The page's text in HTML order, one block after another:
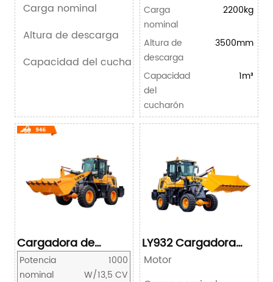
Carga nominal
Altura de descarga
Capacidad del cucharón
Carga
nominal
2200kg
Altura de
descarga
3500mm
Capacidad
del
cucharón
1m³
Cargadora de
ruedas 946 de 2,5
toneladas
Potencia
nominal
1000
W/13,5 CV
LY932 Cargadora
compacta de
Motor